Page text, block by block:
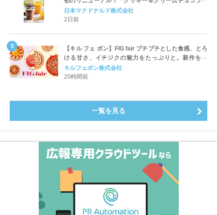
ッペ」「マンゴースムージー」8月5日（水）から販売
開始
日本マクドナルド株式会社
2日前
【キル フェ ボン】FIG fair プチプチとした食感、とろ
ける甘さ、イチジクの魅力をたっぷりと。新作を含
め、イチジク尽くしの全4種が登場8月20日（木）スタ
ート
キルフェボン株式会社
20時間前
一覧を見る